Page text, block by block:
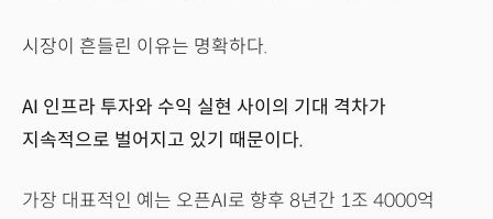
시장이 흔들린 이유는 명확하다.
AI 인프라 투자와 수익 실현 사이의 기대 격차가
지속적으로 벌어지고 있기 때문이다.
가장 대표적인 예는 오픈AI로 향후 8년간 1조 4000억